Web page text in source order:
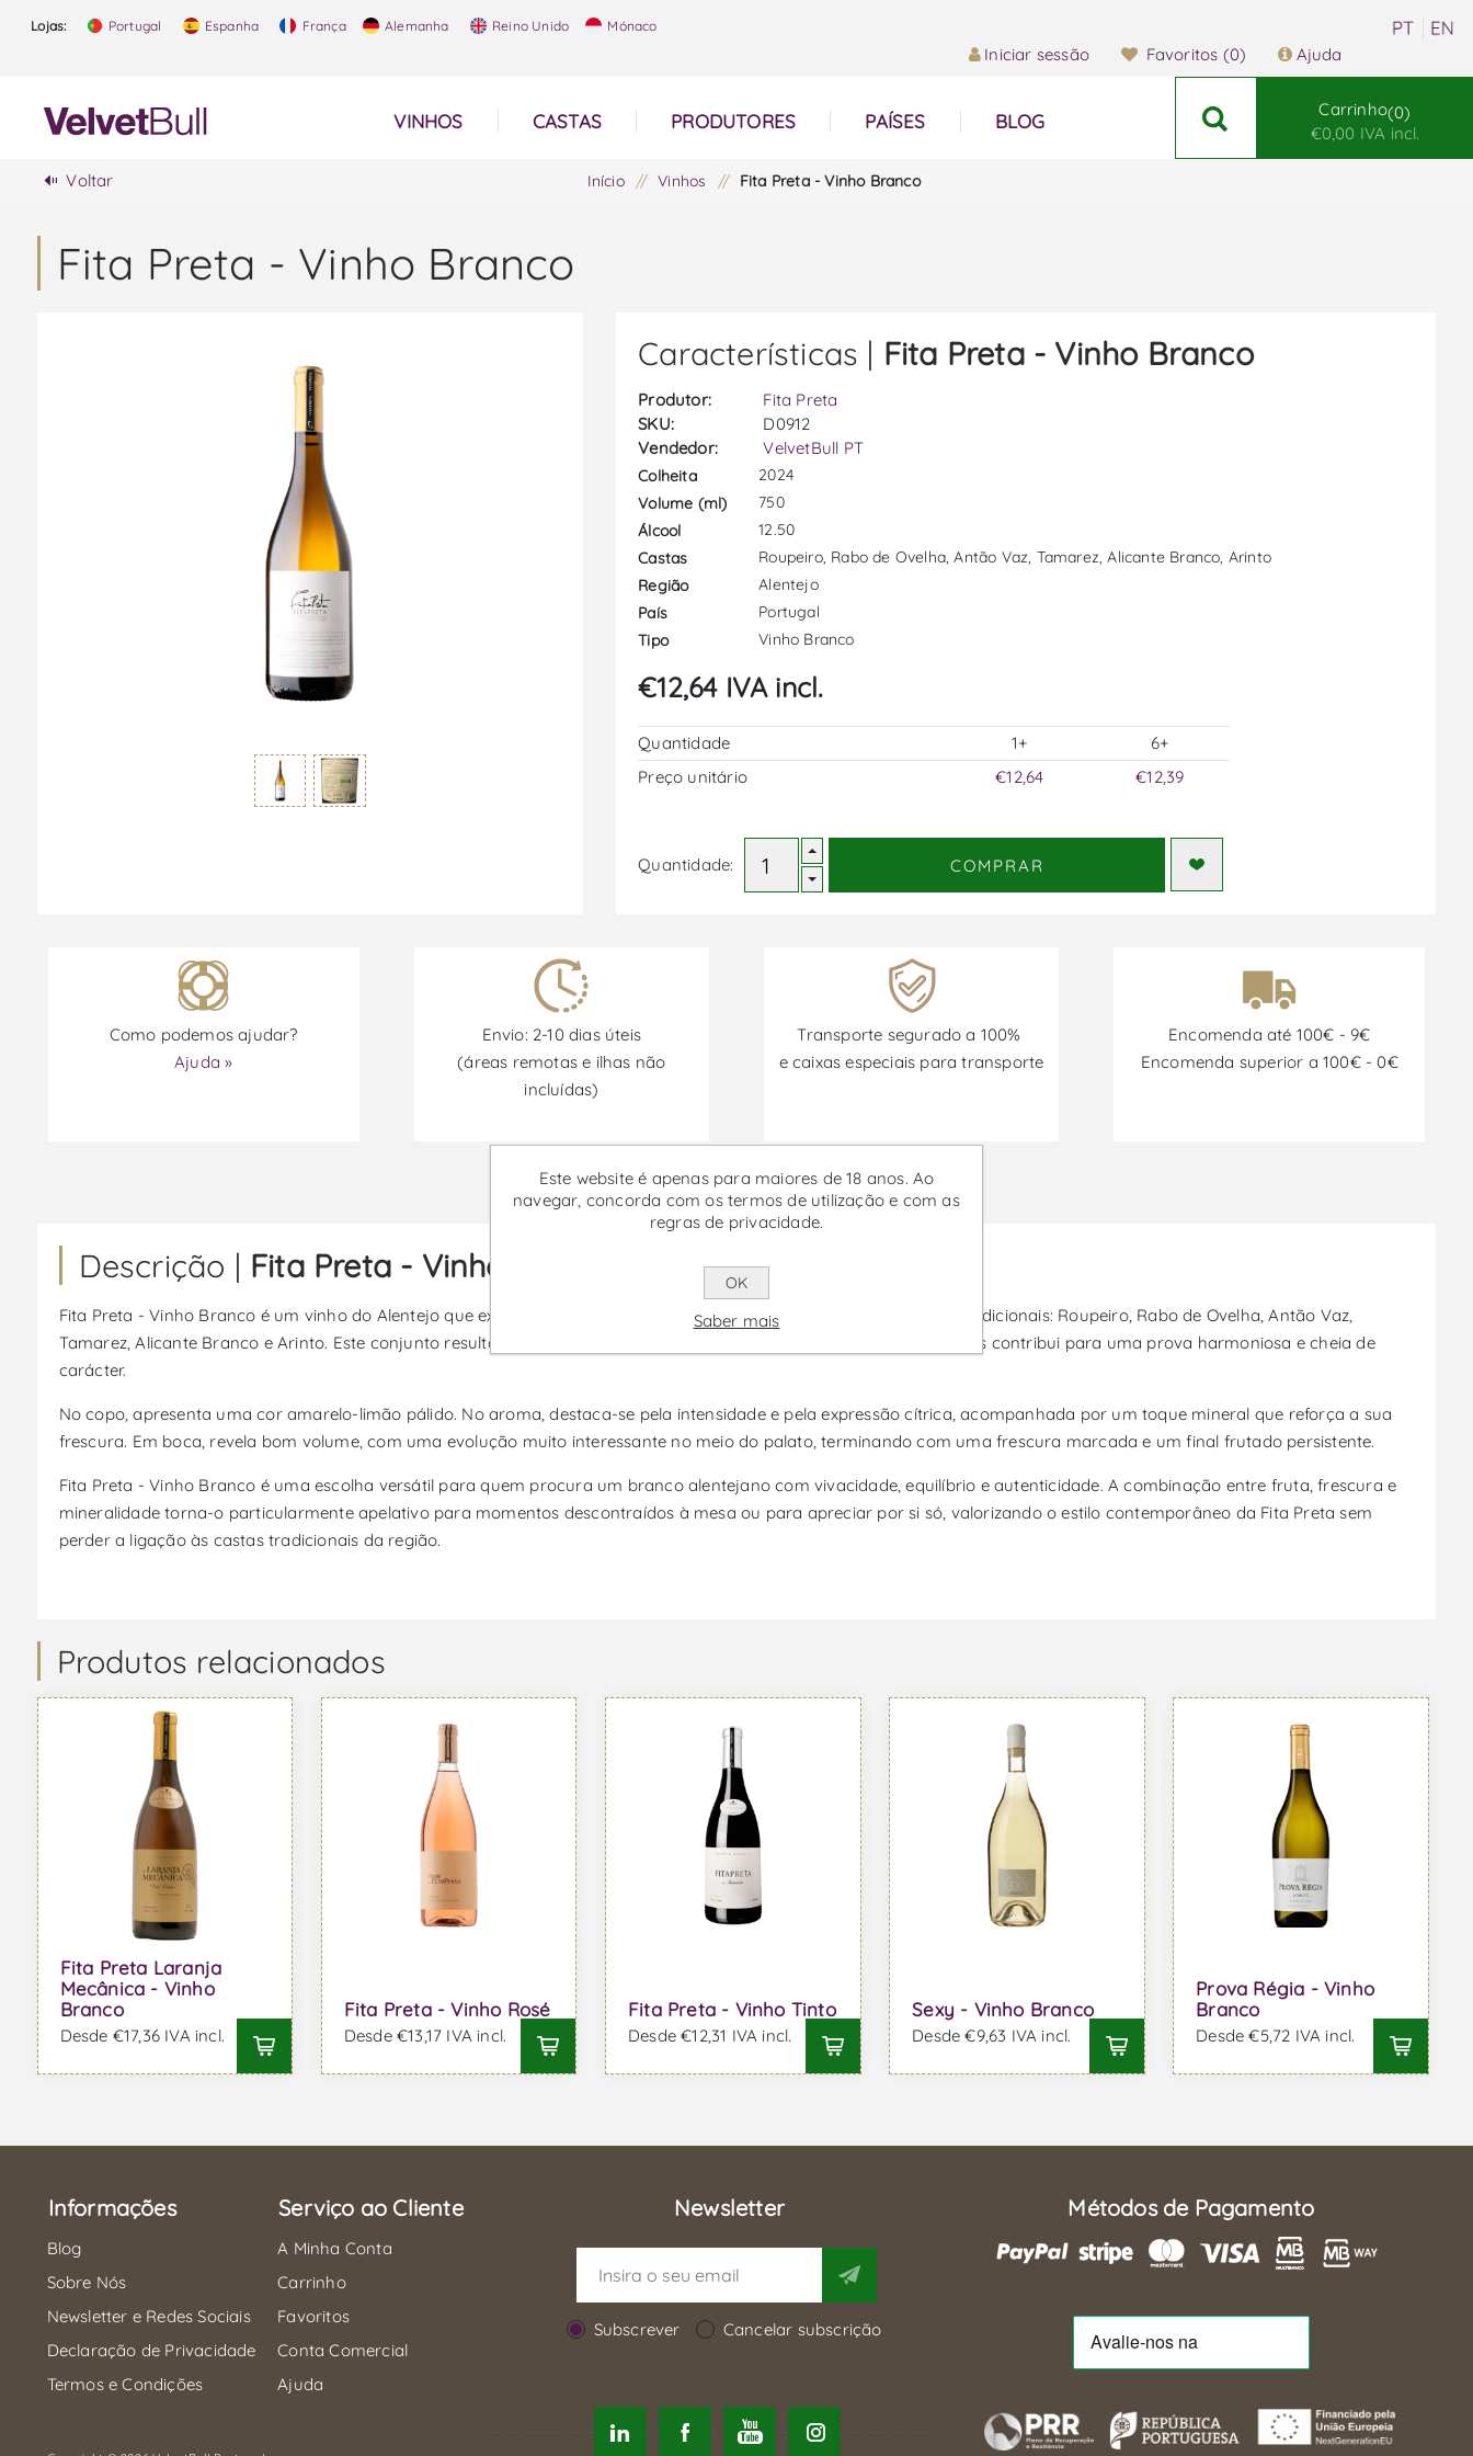
Lojas: Portugal Espanha França Alemanha Reino Unido Mónaco
Iniciar sessão Favoritos (0) Ajuda
VINHOS CASTAS PRODUTORES PAÍSES BLOG
Carrinho 0
€0,00 IVA incl.
Voltar Início / Vinhos / Fita Preta - Vinho Branco
Fita Preta - Vinho Branco
Características | Fita Preta - Vinho Branco
Produtor:
Fita Preta
SKU:
D0912
Vendedor:
VelvetBull PT
Colheita
2024
Volume (ml)
750
Álcool
12.50
Castas
Roupeiro, Rabo de Ovelha, Antão Vaz, Tamarez, Alicante Branco, Arinto
Região
Alentejo
País
Portugal
Tipo
Vinho Branco
€12,64 IVA incl.
Quantidade 1+
6+
Preço unitário
€12,64 €12,39
Quantidade: COMPRAR
Como podemos ajudar?
Ajuda »
Envio: 2-10 dias úteis
(áreas remotas e ilhas não
incluídas)
Transporte segurado a 100%
e caixas especiais para transporte
Encomenda até 100€ - 9€
Encomenda superior a 100€ - 0€
Promoções disponíveis de 30/06/2026 a 30/09/2026
Descrição | Fita Preta - Vinho Branco
Fita Preta - Vinho Branco é um vinho do Alentejo que expressa a identidade da região através de um lote de castas tradicionais: Roupeiro, Rabo de Ovelha, Antão Vaz,
Tamarez, Alicante Branco e Arinto. Este conjunto resulta num perfil elegante e equilibrado, onde a diversidade das uvas contribui para uma prova harmoniosa e cheia de
carácter.
No copo, apresenta uma cor amarelo-limão pálido. No aroma, destaca-se pela intensidade e pela expressão cítrica, acompanhada por um toque mineral que reforça a sua
frescura. Em boca, revela bom volume, com uma evolução muito interessante no meio do palato, terminando com uma frescura marcada e um final frutado persistente.
Fita Preta - Vinho Branco é uma escolha versátil para quem procura um branco alentejano com vivacidade, equilíbrio e autenticidade. A combinação entre fruta, frescura e
mineralidade torna-o particularmente apelativo para momentos descontraídos à mesa ou para apreciar por si só, valorizando o estilo contemporâneo da Fita Preta sem
perder a ligação às castas tradicionais da região.
Produtos relacionados
Fita Preta Laranja
Mecânica - Vinho
Branco
Desde €17,36 IVA incl.
Fita Preta - Vinho Rosé
Desde €13,17 IVA incl.
Fita Preta - Vinho Tinto
Desde €12,31 IVA incl.
Sexy - Vinho Branco
Desde €9,63 IVA incl.
Prova Régia - Vinho
Branco
Desde €5,72 IVA incl.
Informações
Blog
Sobre Nós
Newsletter e Redes Sociais
Declaração de Privacidade
Termos e Condições
Serviço ao Cliente
A Minha Conta
Carrinho
Favoritos
Conta Comercial
Ajuda
Newsletter
Subscrever Cancelar subscrição
Métodos de Pagamento
Este website é apenas para maiores de 18 anos. Ao
navegar, concorda com os termos de utilização e com as
regras de privacidade.
OK
Saber mais